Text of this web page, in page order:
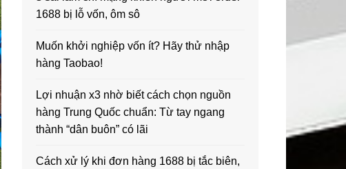
1688 bị lỗ vốn, ôm sô
Muốn khởi nghiệp vốn ít? Hãy thử nhập
hàng Taobao!
Lợi nhuận x3 nhờ biết cách chọn nguồn
hàng Trung Quốc chuẩn: Từ tay ngang
thành “dân buôn” có lãi
Cách xử lý khi đơn hàng 1688 bị tắc biên,